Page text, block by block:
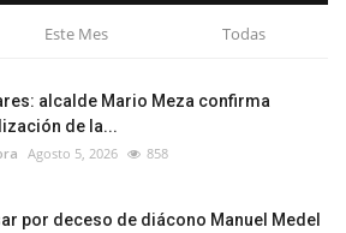
Este Mes Todas
alcalde Mario Meza confirma
de la...
Agosto 5, 2026 858
por deceso de diácono Manuel Medel